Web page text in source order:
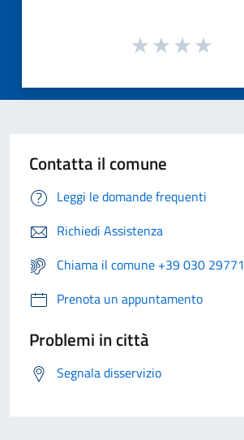
Contatta il comune
Leggi le domande frequenti
Richiedi Assistenza
Chiama il comune +39 030 29771
Prenota un appuntamento
Problemi in città
Segnala disservizio